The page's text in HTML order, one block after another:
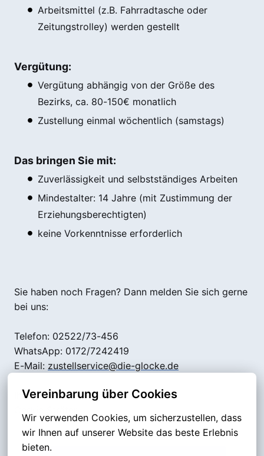
Vereinbarung über Cookies
Wir verwenden Cookies, um sicherzustellen, dass
wir Ihnen auf unserer Website das beste Erlebnis
bieten.
Arbeitsmittel (z.B. Fahrradtasche oder
Zeitungstrolley) werden gestellt
Vergütung:
Vergütung abhängig von der Größe des
Bezirks, ca. 80-150€ monatlich
Zustellung einmal wöchentlich (samstags)
Das bringen Sie mit:
Zuverlässigkeit und selbstständiges Arbeiten
Mindestalter: 14 Jahre (mit Zustimmung der
Erziehungsberechtigten)
keine Vorkenntnisse erforderlich
Sie haben noch Fragen? Dann melden Sie sich gerne
bei uns:
Telefon: 02522/73-456
WhatsApp: 0172/7242419
E-Mail: zustellservice@die-glocke.de
Ihr Ansprechpartner: